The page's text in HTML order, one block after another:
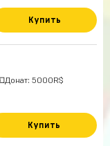
Купить
5000R$
Купить